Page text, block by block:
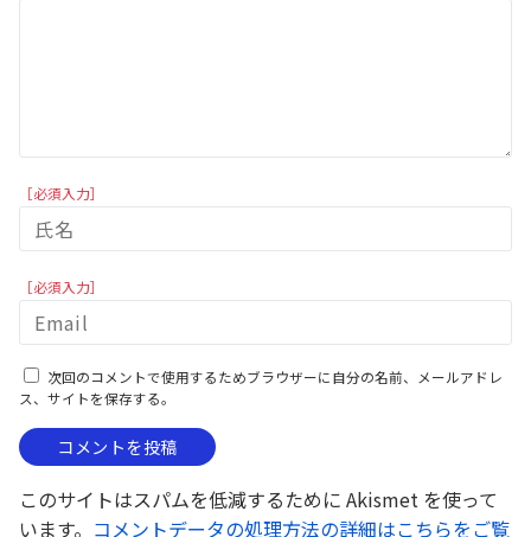
［必須入力］
［必須入力］
次回のコメントで使用するためブラウザーに自分の名前、メールアドレ
ス、サイトを保存する。
このサイトはスパムを低減するために Akismet を使って
います。 コメントデータの処理方法の詳細はこちらをご覧